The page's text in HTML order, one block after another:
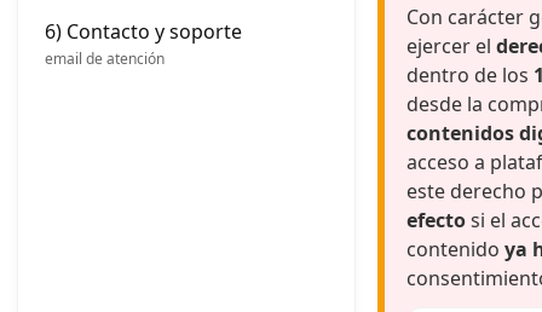
6) Contacto y soporte
email de atención
Con carácter
ejercer el
dentro de los
desde la
contenidos
acceso a
este derecho
efectosi el
contenido ya